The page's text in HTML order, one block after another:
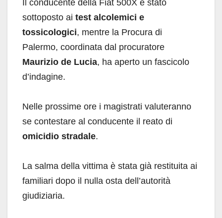
Il conducente della Fiat 500X è stato
sottoposto ai test alcolemici e
tossicologici, mentre la Procura di
Palermo, coordinata dal procuratore
Maurizio de Lucia, ha aperto un fascicolo
d’indagine.
Nelle prossime ore i magistrati valuteranno
se contestare al conducente il reato di
omicidio stradale.
La salma della vittima è stata già restituita ai
familiari dopo il nulla osta dell’autorità
giudiziaria.